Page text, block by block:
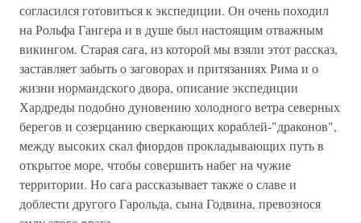
согласился готовиться к экспедиции. Он очень походил
на Рольфа Гангера и в душе был настоящим отважным
викингом. Старая сага, из которой мы взяли этот рассказ,
заставляет забыть о заговорах и притязаниях Рима и о
жизни нормандского двора, описание экспедиции
Хардреды подобно дуновению холодного ветра северных
берегов и созерцанию сверкающих кораблей-"драконов",
между высоких скал фиордов прокладывающих путь в
открытое море, чтобы совершить набег на чужие
территории. Но сага рассказывает также о славе и
доблести другого Гарольда, сына Годвина, превознося